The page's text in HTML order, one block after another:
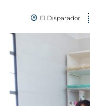
El Disparador